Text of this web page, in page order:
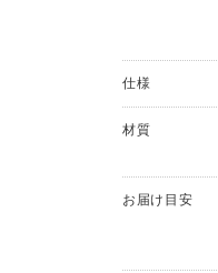
仕様
材質
お届け目安